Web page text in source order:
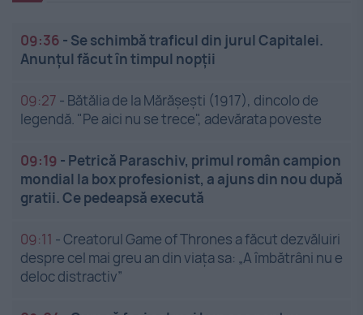
09:36 - Se schimbă traficul din jurul Capitalei.
Anunțul făcut în timpul nopții
09:27 - Bătălia de la Mărășești (1917), dincolo de
legendă. "Pe aici nu se trece", adevărata poveste
09:19 - Petrică Paraschiv, primul român campion
mondial la box profesionist, a ajuns din nou după
gratii. Ce pedeapsă execută
09:11 -Creatorul Game of Thrones a făcut dezvăluiri
despre cel mai greu an din viața sa: „A îmbătrâni nu e
deloc distractiv”